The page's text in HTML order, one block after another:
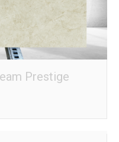
Prestige